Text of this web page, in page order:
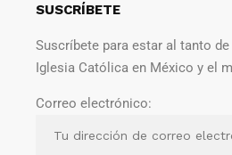
SUSCRÍBETE
Suscríbete para estar al tanto
Iglesia Católica en México y el
Correo electrónico: